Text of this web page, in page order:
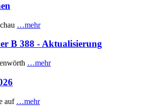
…mehr
B 388 - Aktualisierung
…mehr
auf …mehr